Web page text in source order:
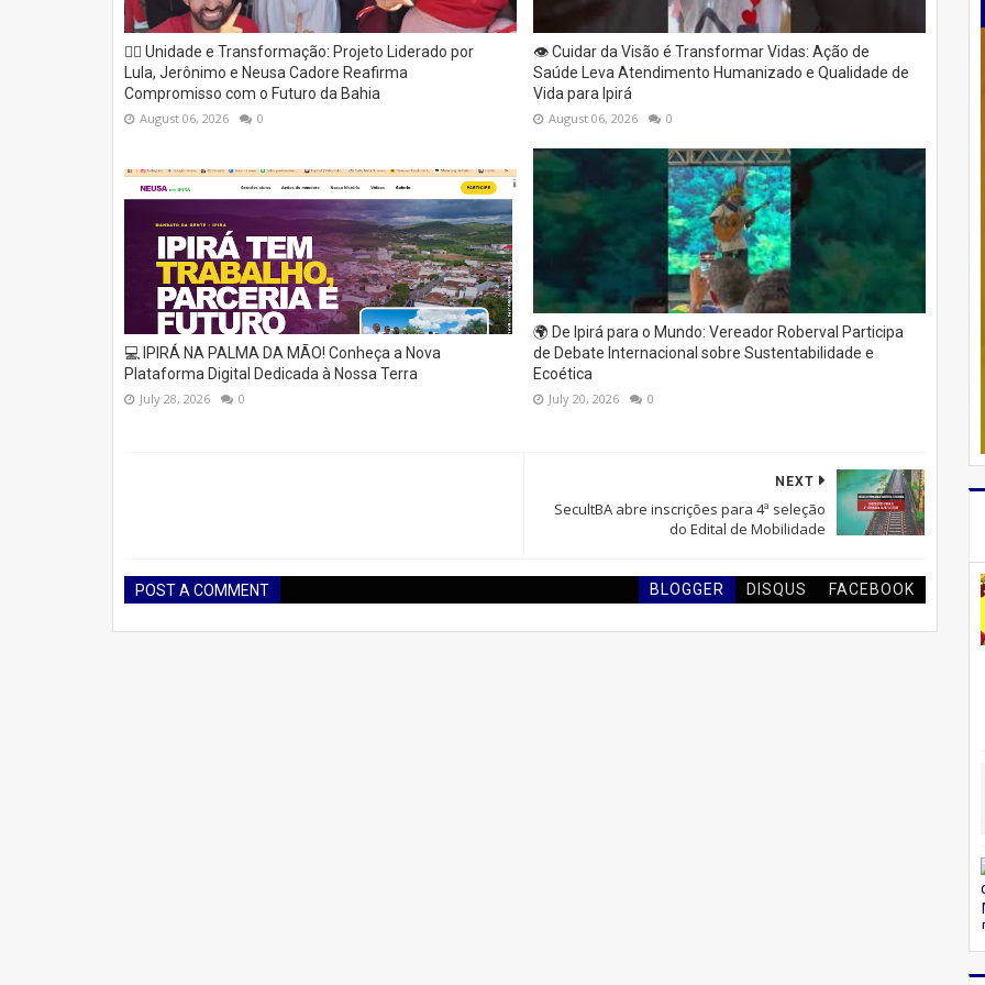
✊🏽 Unidade e Transformação: Projeto Liderado por
Lula, Jerônimo e Neusa Cadore Reafirma
Compromisso com o Futuro da Bahia
August 06, 2026 0
👁️ Cuidar da Visão é Transformar Vidas: Ação de
Saúde Leva Atendimento Humanizado e Qualidade de
Vida para Ipirá
August 06, 2026 0
💻 IPIRÁ NA PALMA DA MÃO! Conheça a Nova
Plataforma Digital Dedicada à Nossa Terra
July 28, 2026 0
🌍 De Ipirá para o Mundo: Vereador Roberval Participa
de Debate Internacional sobre Sustentabilidade e
Ecoética
July 20, 2026 0
NEXT
SecultBA abre inscrições para 4ª seleção
do Edital de Mobilidade
POST A COMMENT BLOGGER DISQUS FACEBOOK